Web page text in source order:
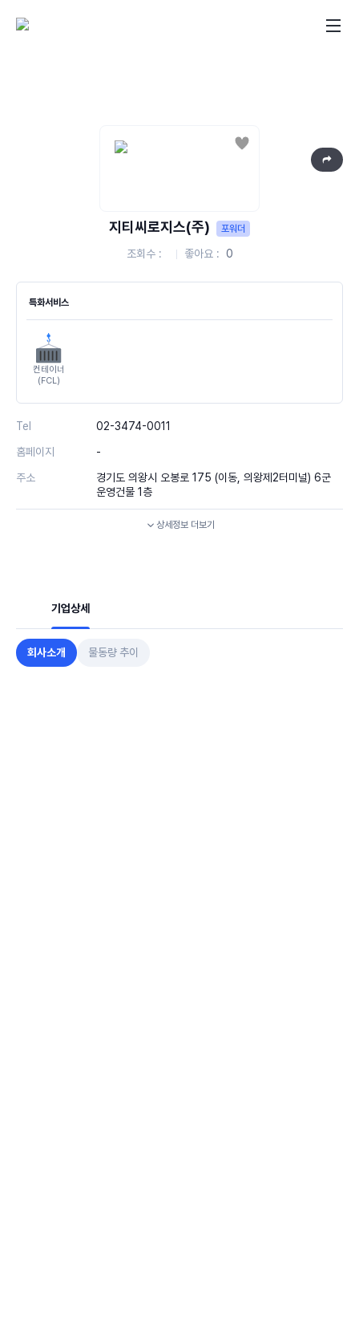
좋아요
지티씨로지스(주) 포워더
조회수 좋아요 0
특화서비스
컨테이너
(FCL)
Tel
02-3474-0011
홈페이지
-
주소
경기도 의왕시 오봉로 175 (이동, 의왕제2터미널) 6군
운영건물 1층
상세정보 더보기
기업상세
회사소개 물동량 추이